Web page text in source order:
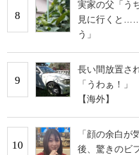
8
実家の父「う
見に行くと
う」
9
長い間放置さ
「うわぁ！
【海外】
10
「顔の余白
後、驚きのビ